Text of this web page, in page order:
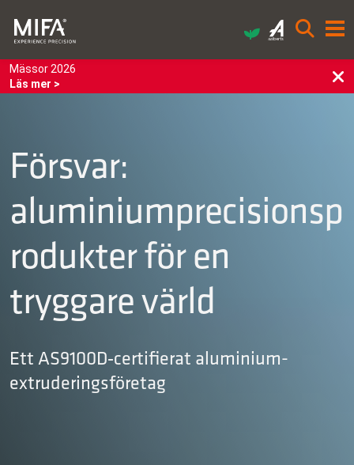
Mässor 2026
Läs mer >
Försvar:
aluminiumprecisionsp
rodukter för en
tryggare värld
Ett AS9100D‑certifierat aluminium­
extruderingsföretag